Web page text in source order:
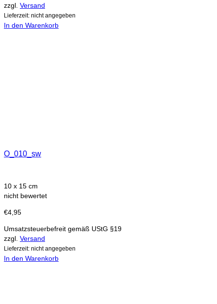
zzgl. Versand
Lieferzeit: nicht angegeben
In den Warenkorb
O_010_sw
10 x 15 cm
nicht bewertet
€4,95
Umsatzsteuerbefreit gemäß UStG §19
zzgl. Versand
Lieferzeit: nicht angegeben
In den Warenkorb